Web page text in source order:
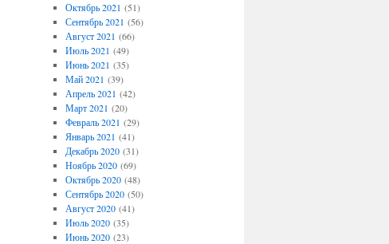
Октябрь 2021 (51)
Сентябрь 2021 (56)
Август 2021 (66)
Июль 2021 (49)
Июнь 2021 (35)
Май 2021 (39)
Апрель 2021 (42)
Март 2021 (20)
Февраль 2021 (29)
Январь 2021 (41)
Декабрь 2020(31)
Ноябрь 2020(69)
Октябрь 2020(48)
Сентябрь 2020(50)
Август 2020(41)
Июль 2020(35)
Июнь 2020(23)